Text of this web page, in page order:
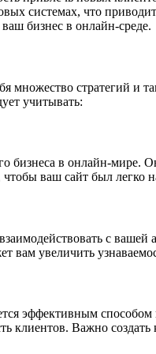
системах, что
бизнес в онлайн-среде.
множество стратегий и
учитывать:
бизнеса в онлайн-
ваш сайт был легко
с вашей
вам увеличить
эффективным
клиентов. Важно